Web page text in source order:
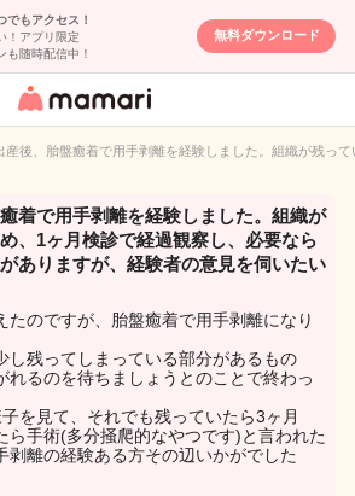
でもアクセス！
！アプリ限定
も随時配信中！
無料ダウンロード
女性専用匿名QA
イト
産後、胎盤癒着で用手剥離を経験しました。組織が残っ
着で用手剥離を経験しました。組織が
、1ヶ月検診で経過観察し、必要なら
ありますが、経験者の意見を伺いたい
たのですが、胎盤癒着で用手剥離になり
し残ってしまっている部分があるもの
れるのを待ちましょうとのことで終わっ
を見て、それでも残っていたら3ヶ月
ら手術(多分掻爬的なやつです)と言われた
剥離の経験ある方その辺いかがでした